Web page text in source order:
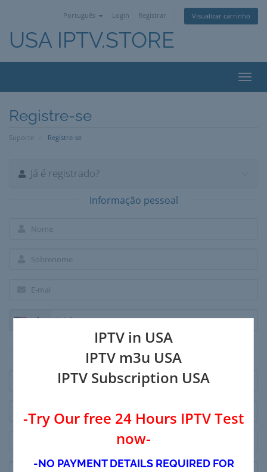
IPTV in USA
IPTV m3u USA
IPTV Subscription USA
-Try Our free 24 Hours IPTV Test
now-
-NO PAYMENT DETAILS REQUIRED FOR
Português Login Registrar Visualizar carrinho
USA IPTV.STORE
Registre-se
Suporte Registre-se
Já é registrado?
Informação pessoal
+1
Endereço de cobrança